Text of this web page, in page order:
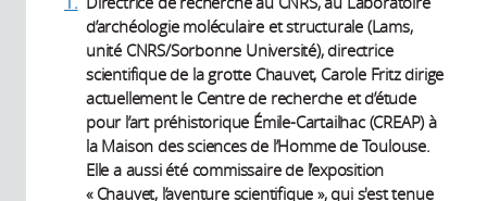
(CNRS) au
Laboratoire
d'archéologie
moléculaire et
structurale (Lams,
CNRS/Sorbonne
université)
d’archéologie moléculaire et structurale (Lams,
unité CNRS/Sorbonne Université), directrice
scientifique de la grotte Chauvet, Carole Fritz dirige
actuellement le Centre de recherche et d’étude
pour l’art préhistorique Émile-Cartailhac (CREAP) à
la Maison des sciences de l’Homme de Toulouse.
Elle a aussi été commissaire de l’exposition
« Chauvet, l’aventure scientifique », qui s'est tenue